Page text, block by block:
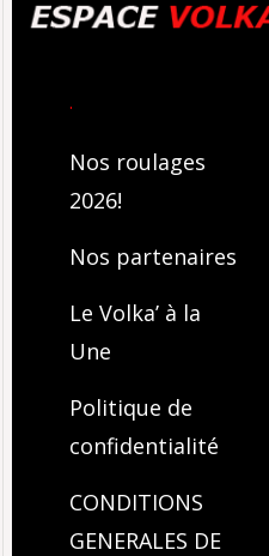
.
Nos roulages
2026!
Nos partenaires
Le Volka’ à la
Une
Politique de
confidentialité
CONDITIONS
GENERALES DE